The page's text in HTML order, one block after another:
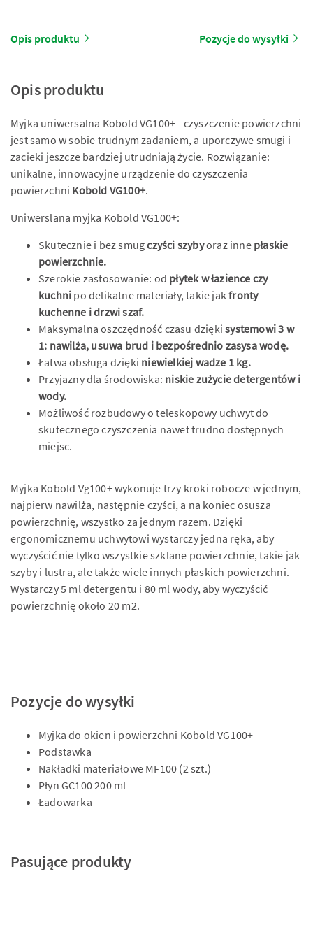
Opis produktu Pozycje do wysyłki
Opis produktu
Myjka uniwersalna Kobold VG100+ - czyszczenie powierzchni
jest samo w sobie trudnym zadaniem, a uporczywe smugi i
zacieki jeszcze bardziej utrudniają życie. Rozwiązanie:
unikalne, innowacyjne urządzenie do czyszczenia
powierzchni Kobold VG100+.
Uniwerslana myjka Kobold VG100+:
Skutecznie i bez smugczyści szybyoraz inne płaskie
powierzchnie.
Szerokie zastosowanie: od płytek w łazience czy
kuchni po delikatne materiały, takie jakfronty
kuchenne i drzwi szaf.
Maksymalna oszczędność czasu dziękisystemowi 3 w
1: nawilża, usuwa brud i bezpośrednio zasysa wodę.
Łatwa obsługa dzięki niewielkiej wadze 1 kg.
Przyjazny dla środowiska: niskie zużycie detergentów i
wody.
Możliwość rozbudowy o teleskopowy uchwyt do
skutecznego czyszczenia nawet trudno dostępnych
miejsc.
Myjka Kobold Vg100+ wykonuje trzy kroki robocze w jednym,
najpierw nawilża, następnie czyści, a na koniec osusza
powierzchnię, wszystko za jednym razem. Dzięki
ergonomicznemu uchwytowi wystarczy jedna ręka, aby
wyczyścić nie tylko wszystkie szklane powierzchnie, takie jak
szyby i lustra, ale także wiele innych płaskich powierzchni.
Wystarczy 5 ml detergentu i 80 ml wody, aby wyczyścić
powierzchnię około 20 m2.
Pozycje do wysyłki
Myjka do okien i powierzchni Kobold VG100+
Podstawka
Nakładki materiałowe MF100 (2 szt.)
Płyn GC100 200 ml
Ładowarka
Pasujące produkty